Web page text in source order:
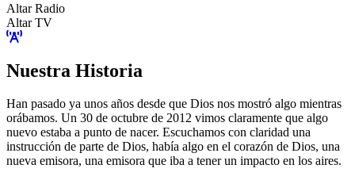
Altar Radio
Altar TV
Nuestra Historia
Han pasado ya unos años desde que Dios nos mostró algo mientras
orábamos. Un 30 de octubre de 2012 vimos claramente que algo
nuevo estaba a punto de nacer. Escuchamos con claridad una
instrucción de parte de Dios, había algo en el corazón de Dios, una
nueva emisora, una emisora que iba a tener un impacto en los aires.